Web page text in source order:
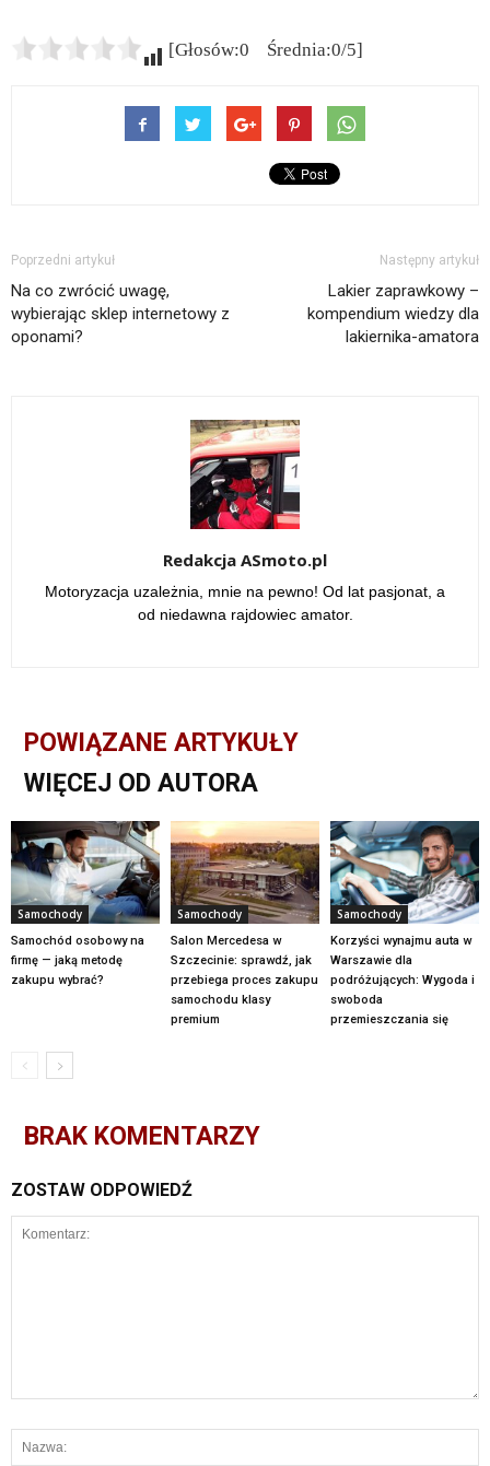
[Głosów:0 Średnia:0/5]
Poprzedni artykuł
Na co zwrócić uwagę,
wybierając sklep internetowy z
oponami?
Następny artykuł
Lakier zaprawkowy –
kompendium wiedzy dla
lakiernika-amatora
Redakcja ASmoto.pl
Motoryzacja uzależnia, mnie na pewno! Od lat pasjonat, a
od niedawna rajdowiec amator.
POWIĄZANE ARTYKUŁY
WIĘCEJ OD AUTORA
Samochody
Samochód osobowy na
firmę — jaką metodę
zakupu wybrać?
Samochody
Salon Mercedesa w
Szczecinie: sprawdź, jak
przebiega proces zakupu
samochodu klasy
premium
Samochody
Korzyści wynajmu auta w
Warszawie dla
podróżujących: Wygoda i
swoboda
przemieszczania się
BRAK KOMENTARZY
ZOSTAW ODPOWIEDŹ